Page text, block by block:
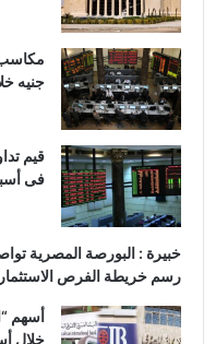
جنيه
فى
خبيرة : البورصة المصرية
رسم خريطة الفرص
أسهم
خلال أسبوع بـ